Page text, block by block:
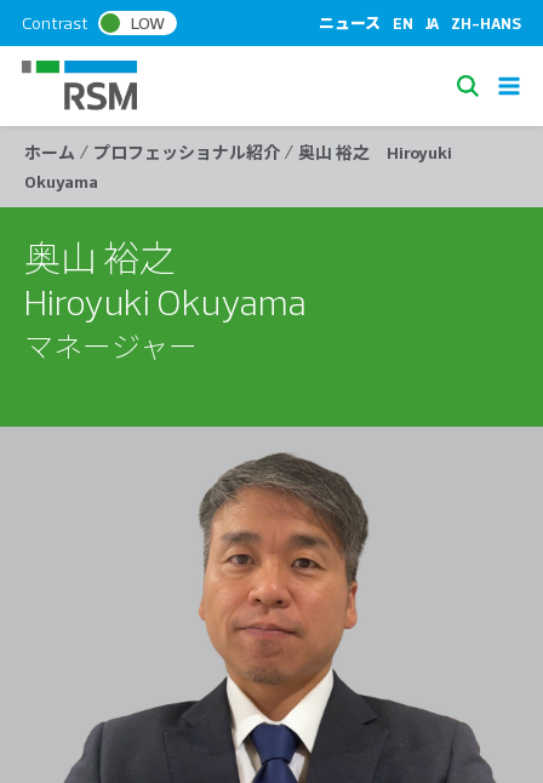
k
t
Contrast LOW ニュース EN JA ZH-HANS
S
e
ホーム / プロフェッショナル紹介 / 奥山 裕之 Hiroyuki
Okuyama
奥山 裕之
Hiroyuki Okuyama
マネージャー